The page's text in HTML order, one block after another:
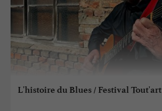
L'histoire du Blues / Festival Tout'art